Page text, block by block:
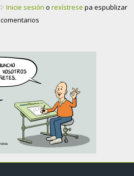
Inicie sesión o rexístrese pa espublizar
comentarios